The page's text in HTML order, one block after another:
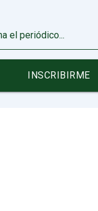
INSCRIBIRME